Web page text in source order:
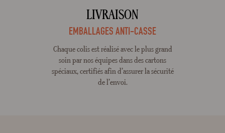
LIVRAISON
EMBALLAGES ANTI-CASSE
Chaque colis est réalisé avec le plus grand
soin par nos équipes dans des cartons
spéciaux, certifiés afin d’assurer la sécurité
de l’envoi.